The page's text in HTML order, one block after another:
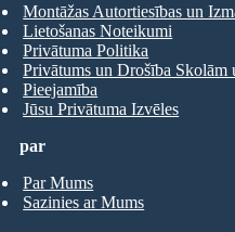
par
Par Mums
Sazinies ar Mums
Montāžas Autortiesības un
Lietošanas Noteikumi
Privātuma Politika
Privātums un Drošība Skolām
Pieejamība
Jūsu Privātuma Izvēles